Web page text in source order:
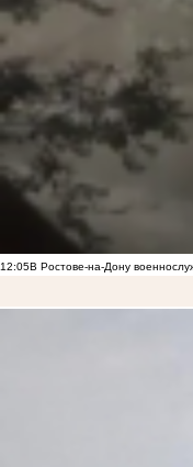
12:05В Ростове-на-Дону